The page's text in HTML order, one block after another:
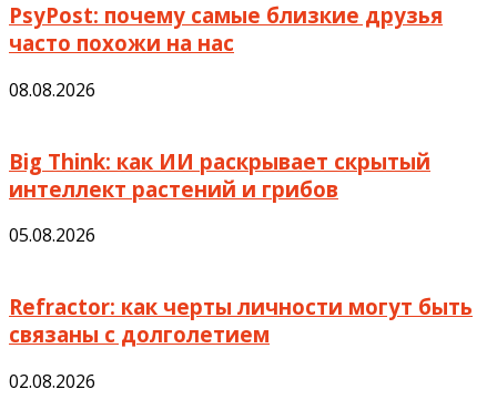
PsyPost: почему самые близкие друзья
часто похожи на нас
08.08.2026
Big Think: как ИИ раскрывает скрытый
интеллект растений и грибов
05.08.2026
Refractor: как черты личности могут быть
связаны с долголетием
02.08.2026